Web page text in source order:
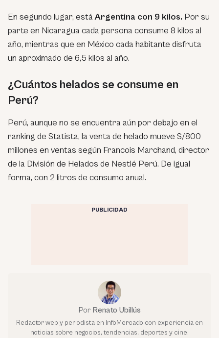
En segundo lugar, estáArgentina con 9 kilos. Por su
parte en Nicaragua cada persona consume 8 kilos al
año, mientras que en México cada habitante disfruta
un aproximado de 6,5 kilos al año.
¿Cuántos helados se consume en
Perú?
Perú, aunque no se encuentra aún por debajo en el
ranking de Statista, la venta de helado mueve S/800
millones en ventas según Francois Marchand, director
de la División de Helados de Nestlé Perú. De igual
forma, con 2 litros de consumo anual.
PUBLICIDAD
Por Renato Ubillús
Redactor web y periodista en InfoMercado con experiencia en
noticias sobre negocios, tendencias, deportes y cine.